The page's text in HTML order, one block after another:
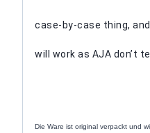
case-by-case thing,
will work as AJA don’t
Die Ware ist original verpackt und